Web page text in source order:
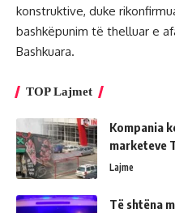
konstruktive, duke
bashkëpunim të thelluar e
Bashkuara.
TOP Lajmet
Kompania
marketeve
Lajme
Të shtëna